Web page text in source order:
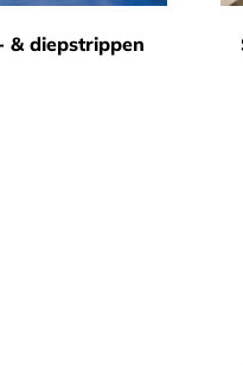
& diepstrippen